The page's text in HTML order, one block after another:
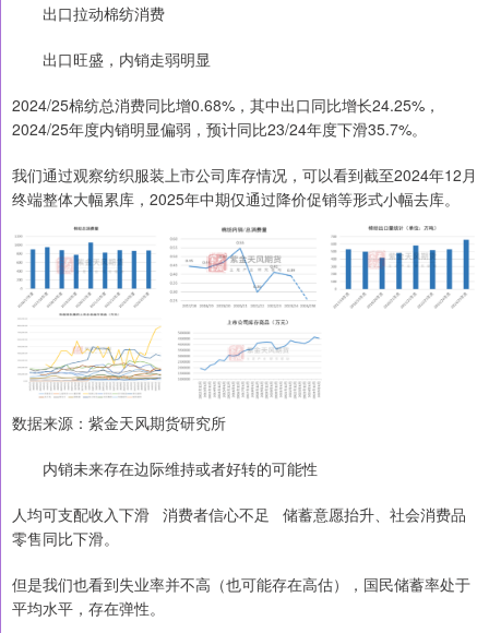
出口拉动棉纺消费
出口旺盛，内销走弱明显
2024/25棉纺总消费同比增0.68%，其中出口同比增长24.25%，
2024/25年度内销明显偏弱，预计同比23/24年度下滑35.7%。
我们通过观察纺织服装上市公司库存情况，可以看到截至2024年12月
终端整体大幅累库，2025年中期仅通过降价促销等形式小幅去库。
数据来源：紫金天风期货研究所
内销未来存在边际维持或者好转的可能性
人均可支配收入下滑 消费者信心不足 储蓄意愿抬升、社会消费品
零售同比下滑。
但是我们也看到失业率并不高（也可能存在高估），国民储蓄率处于
平均水平，存在弹性。